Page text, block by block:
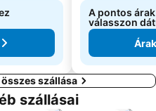
A pontos
válasszon
szállása
szállásai